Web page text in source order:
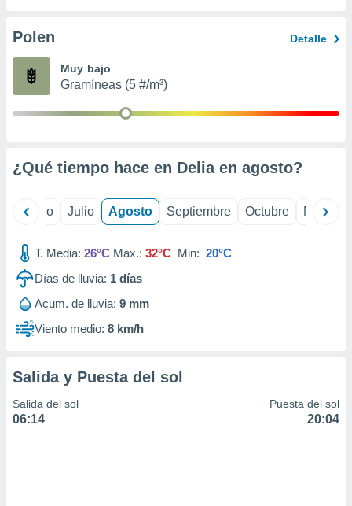
e
mediante
publicidad
publicidad
1199
Polen Detalle
Muy bajo
Gramíneas (5 #/m³)
¿Qué tiempo hace en Delia en agosto?
Junio Julio Agosto Septiembre Octubre
T. Media: 26°C Max.: 32°C Min: 20°C
Días de lluvia: 1 días
Acum. de lluvia: 9 mm
Viento medio: 8 km/h
Salida y Puesta del sol
Salida del sol
06:14
Puesta del sol
20:04